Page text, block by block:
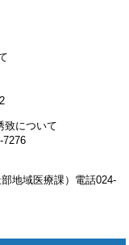
致について
7276
地域医療課）電話024-